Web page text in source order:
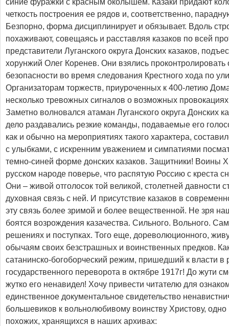
синие фуражки с красным околышем. Казаки придают
четкость построения ее рядов и, соответственно,
Безпорно, форма дисциплинирует и обязывает. Вдоль
похаживают, совещаясь и расставляя казаков по всей
представители Луганского округа Донских казаков,
хорунжий Олег Коренев. Они взялись проконтролировать
безопасности во время следования Крестного хода по
Организаторам торжеств, приуроченных к 400-летию
несколько тревожных сигналов о возможных
Заметно волновался атаман Луганского округа Донских
дело раздавались резкие команды, подаваемые его
как и обычно на мероприятиях такого характера,
с улыбками, с искренним уважением и симпатиями
темно-синей форме донских казаков. Защитники! Воины
русском народе поверье, что распятую Россию с креста
Они – живой отголосок той великой, столетней давности
духовная связь с ней. И присутствие казаков в
эту связь более зримой и более вещественной. Не зря
боятся возрождения казачества. Сильного. Вольного.
решениях и поступках. Того еще, дореволюционного,
обычаям своих безстрашных и воинственных предков.
сатанинско-богоборческий режим, пришедший к власти в
государственного переворота в октябре 1917г! До жути
жутко его ненавидел! Хочу привести читателю для
единственное документальное свидетельство
большевиков к вольнолюбивому воинству Христову, одно
похожих, хранящихся в наших архивах: